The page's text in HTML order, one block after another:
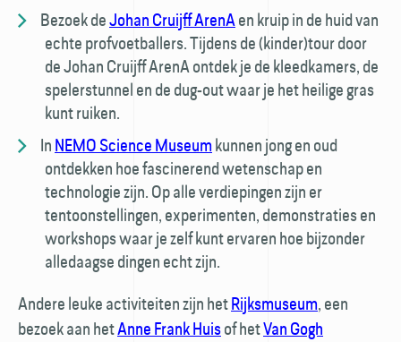
Bezoek deJohan Cruijff ArenAen kruip in de huid van
echte profvoetballers. Tijdens de (kinder)tour door
de Johan Cruijff ArenA ontdek je de kleedkamers, de
spelerstunnel en de dug-out waar je het heilige gras
kunt ruiken.
InNEMO Science Museumkunnen jong en oud
ontdekken hoe fascinerend wetenschap en
technologie zijn. Op alle verdiepingen zijn er
tentoonstellingen, experimenten, demonstraties en
workshops waar je zelf kunt ervaren hoe bijzonder
alledaagse dingen echt zijn.
Andere leuke activiteiten zijn hetRijksmuseum, een
bezoek aan hetAnne Frank Huisof hetVan Gogh